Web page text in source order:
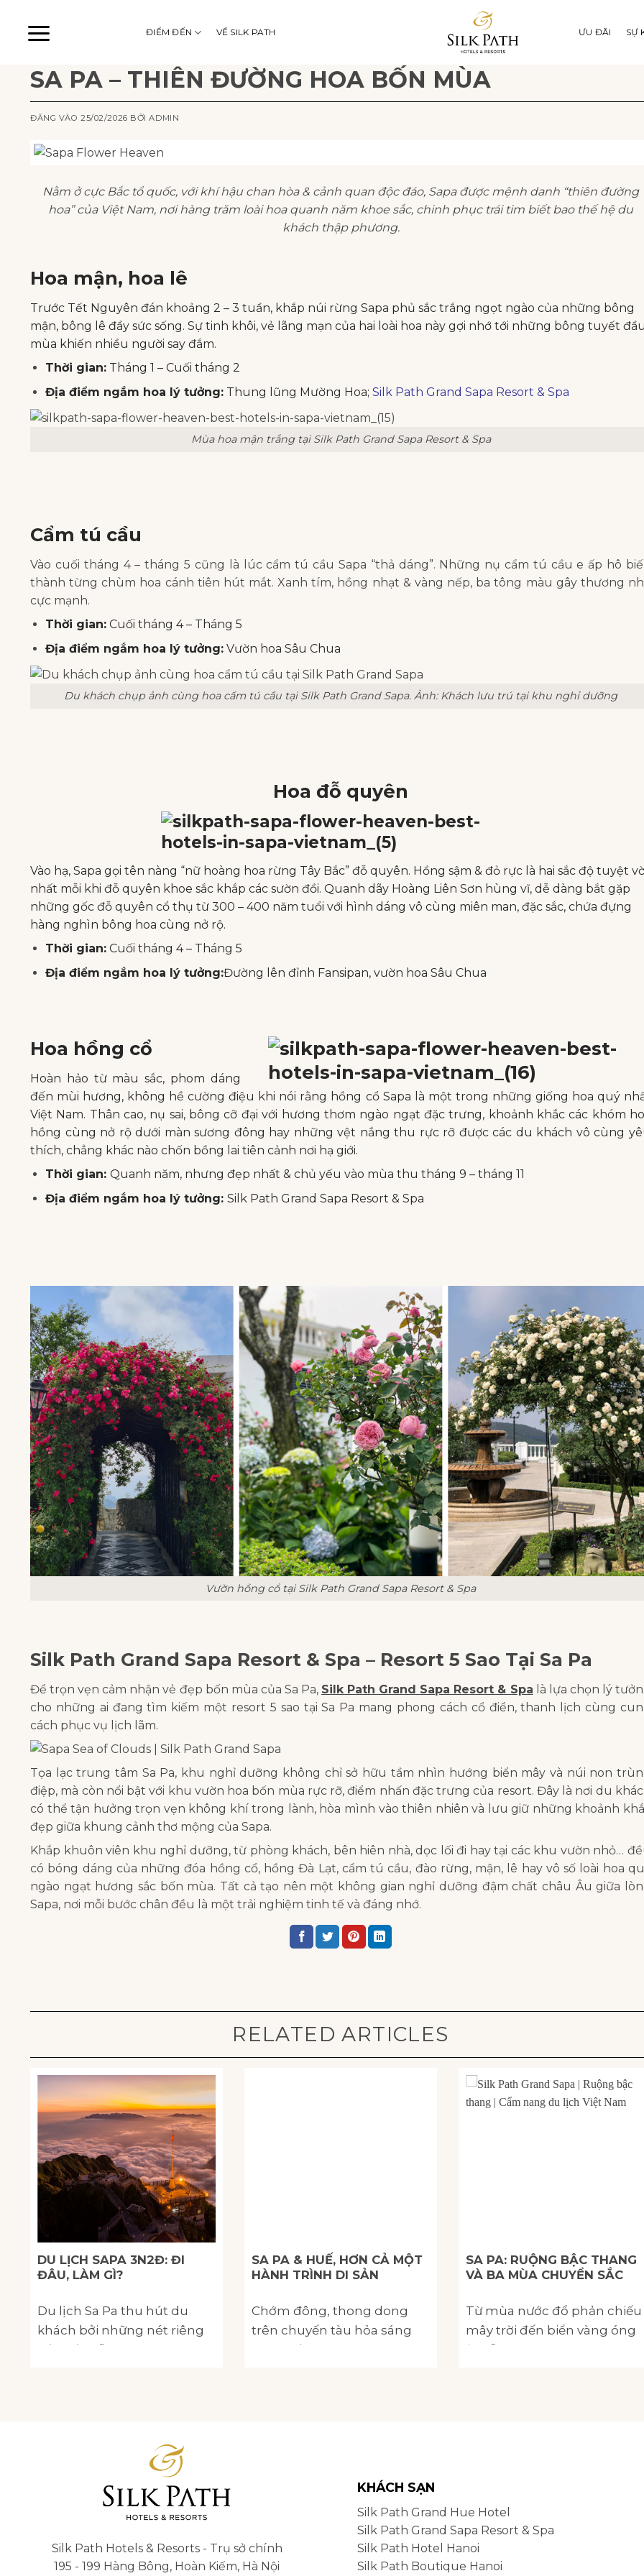
ĐIỂM ĐẾN VỀ SILK PATH ƯU ĐÃI SỰ
SA PA – THIÊN ĐƯỜNG HOA BỐN MÙA
ĐĂNG VÀO25/02/2026 BỞIADMIN
Nằm ở cực Bắc tổ quốc, với khí hậu chan hòa & cảnh quan độc đáo, Sapa được mệnh danh “thiên đường
hoa” của Việt Nam, nơi hàng trăm loài hoa quanh năm khoe sắc, chinh phục trái tim biết bao thế hệ du
khách thập phương.
Hoa mận, hoa lê
Trước Tết Nguyên đán khoảng 2 – 3 tuần, khắp núi rừng Sapa phủ sắc trắng ngọt ngào của những bông
mận, bông lê đầy sức sống. Sự tinh khôi, vẻ lãng mạn của hai loài hoa này gợi nhớ tới những bông tuyết đầu
mùa khiến nhiều người say đắm.
Thời gian:Tháng 1 – Cuối tháng 2
Địa điểm ngắm hoa lý tưởng:Thung lũng Mường Hoa; Silk Path Grand Sapa Resort & Spa
Mùa hoa mận trắng tại Silk Path Grand Sapa Resort & Spa
Cẩm tú cầu
Vào cuối tháng 4 – tháng 5 cũng là lúc cẩm tú cầu Sapa “thả dáng”. Những nụ cẩm tú cầu e ấp hô
thành từng chùm hoa cánh tiên hút mắt. Xanh tím, hồng nhạt & vàng nếp, ba tông màu gây thương
cực mạnh.
Thời gian:Cuối tháng 4 – Tháng 5
Địa điểm ngắm hoa lý tưởng:Vườn hoa Sâu Chua
Du khách chụp ảnh cùng hoa cẩm tú cầu tại Silk Path Grand Sapa. Ảnh: Khách lưu trú tại khu nghỉ dưỡng
Hoa đỗ quyên
Vào hạ, Sapa gọi tên nàng “nữ hoàng hoa rừng Tây Bắc” đỗ quyên. Hồng sậm & đỏ rực là hai sắc độ tuyệt
nhất mỗi khi đỗ quyên khoe sắc khắp các sườn đồi. Quanh dãy Hoàng Liên Sơn hùng vĩ, dễ dàng bắt gặp
những gốc đỗ quyên cổ thụ từ 300 – 400 năm tuổi với hình dáng vô cùng miên man, đặc sắc, chứa đựng
hàng nghìn bông hoa cùng nở rộ.
Thời gian:Cuối tháng 4 – Tháng 5
Địa điểm ngắm hoa lý tưởng:Đường lên đỉnh Fansipan, vườn hoa Sâu Chua
Hoa hồng cổ
Hoàn hảo từ màu sắc, phom dáng
đến mùi hương, không hề cường điệu khi nói rằng hồng cổ Sapa là một trong những giống hoa quý
Việt Nam. Thân cao, nụ sai, bông cỡ đại với hương thơm ngào ngạt đặc trưng, khoảnh khắc các khóm
hồng cùng nở rộ dưới màn sương đông hay những vệt nắng thu rực rỡ được các du khách vô cùng
thích, chẳng khác nào chốn bồng lai tiên cảnh nơi hạ giới.
Thời gian: Quanh năm, nhưng đẹp nhất & chủ yếu vào mùa thu tháng 9 – tháng 11
Địa điểm ngắm hoa lý tưởng: Silk Path Grand Sapa Resort & Spa
Vườn hồng cổ tại Silk Path Grand Sapa Resort & Spa
Silk Path Grand Sapa Resort & Spa – Resort 5 Sao Tại Sa Pa
Để trọn vẹn cảm nhận vẻ đẹp bốn mùa của Sa Pa, Silk Path Grand Sapa Resort & Spa là lựa chọn lý
cho những ai đang tìm kiếm một resort 5 sao tại Sa Pa mang phong cách cổ điển, thanh lịch cùng
cách phục vụ lịch lãm.
Tọa lạc trung tâm Sa Pa, khu nghỉ dưỡng không chỉ sở hữu tầm nhìn hướng biển mây và núi non
điệp, mà còn nổi bật với khu vườn hoa bốn mùa rực rỡ, điểm nhấn đặc trưng của resort. Đây là nơi du
có thể tận hưởng trọn vẹn không khí trong lành, hòa mình vào thiên nhiên và lưu giữ những khoảnh
đẹp giữa khung cảnh thơ mộng của Sapa.
Khắp khuôn viên khu nghỉ dưỡng, từ phòng khách, bên hiên nhà, dọc lối đi hay tại các khu vườn nhỏ…
có bóng dáng của những đóa hồng cổ, hồng Đà Lạt, cẩm tú cầu, đào rừng, mận, lê hay vô số loài hoa
ngào ngạt hương sắc bốn mùa. Tất cả tạo nên một không gian nghỉ dưỡng đậm chất châu Âu giữa
Sapa, nơi mỗi bước chân đều là một trải nghiệm tinh tế và đáng nhớ.
RELATED ARTICLES
DU LỊCH SAPA 3N2Đ: ĐI
ĐÂU, LÀM GÌ?
Du lịch Sa Pa thu hút du
khách bởi những nét riêng
SA PA & HUẾ, HƠN CẢ MỘT
HÀNH TRÌNH DI SẢN
Chớm đông, thong dong
trên chuyến tàu hỏa sáng
SA PA: RUỘNG BẬC THANG
VÀ BA MÙA CHUYỂN SẮC
Từ mùa nước đổ phản chiếu
mây trời đến biển vàng óng
Silk Path Hotels & Resorts - Trụ sở chính
195 - 199 Hàng Bông, Hoàn Kiếm, Hà Nội
KHÁCH SẠN
Silk Path Grand Hue Hotel
Silk Path Grand Sapa Resort & Spa
Silk Path Hotel Hanoi
Silk Path Boutique Hanoi